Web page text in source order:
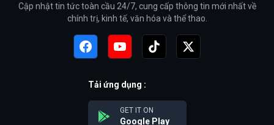
Cập nhật tin tức toàn cầu 24/7, cung cấp thông tin mới nhất về
chính trị, kinh tế, văn hóa và thể thao.
Tải ứng dụng :
GET IT ON
Google Play